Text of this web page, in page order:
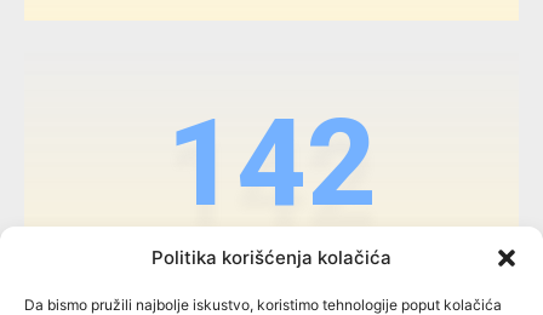
Politika korišćenja kolačića
Da bismo pružili najbolje iskustvo, koristimo tehnologije poput kolačića
142
OPŠTINE / OPĆINE